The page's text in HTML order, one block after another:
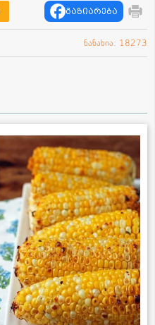
გაზიარება
ნანახია: 18273